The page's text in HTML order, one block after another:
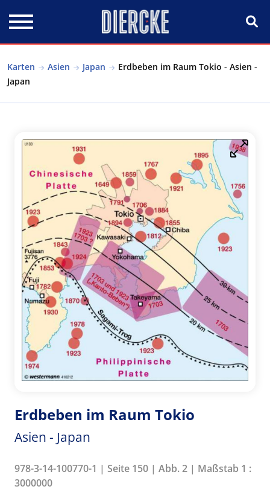
Karten Asien Japan
Erdbeben im Raum Tokio - Asien -
Japan
Erdbeben im Raum Tokio
Asien - Japan
978-3-14-100770-1 | Seite 150 | Abb. 2 | Maßstab 1 :
3000000